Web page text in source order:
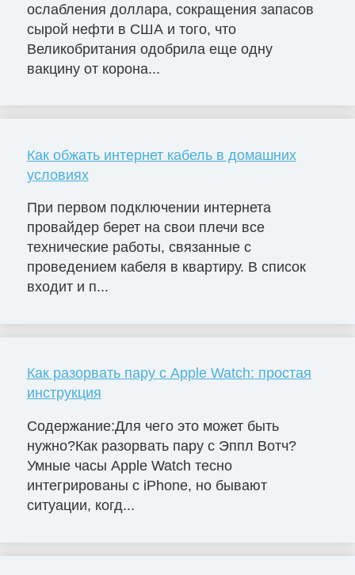
ослабления доллара, сокращения запасов
сырой нефти в США и того, что
Великобритания одобрила еще одну
вакцину от корона...
Как обжать интернет кабель в домашних
условиях
При первом подключении интернета
провайдер берет на свои плечи все
технические работы, связанные с
проведением кабеля в квартиру. В список
входит и п...
Как разорвать пару с Apple Watch: простая
инструкция
Содержание:Для чего это может быть
нужно?Как разорвать пару с Эппл Вотч?
Умные часы Apple Watch тесно
интегрированы с iPhone, но бывают
ситуации, когд...